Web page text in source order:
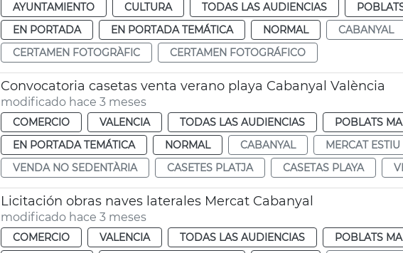
AYUNTAMIENTO CULTURA TODAS LAS AUDIENCIAS
EN PORTADA
EN PORTADA TEMÁTICA NORMAL CABANYAL
CERTAMEN FOTOGRÀFIC
CERTAMEN FOTOGRÁFICO
Convocatoria casetas venta verano playa Cabanyal València
modificado hace 3 meses
COMERCIO VALENCIA TODAS LAS AUDIENCIAS POBLATS
EN PORTADA TEMÁTICA
NORMAL CABANYAL MERCAT ESTIU
VENDA NO SEDENTÀRIA
CASETES PLATJA CASETAS PLAYA
Licitación obras naves laterales Mercat Cabanyal
modificado hace 3 meses
COMERCIO VALENCIA TODAS LAS AUDIENCIAS POBLATS